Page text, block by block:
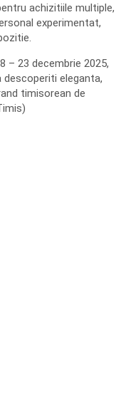
achizitiile multiple,
experimentat,
– 23 decembrie 2025,
eleganta,
timisorean de